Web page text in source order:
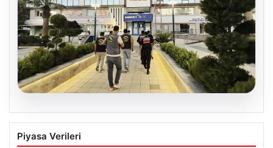
Menderes Belediyesi Soruşturmasında
Firari Başkan Yardımcısı Yakalandı
Piyasa Verileri